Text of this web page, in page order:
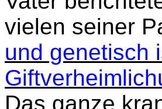
vielen seiner
und genetisch
Das ganze